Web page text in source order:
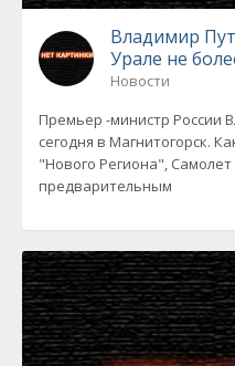
Владимир
Урале не
Новости
Премьер -министр России
сегодня в Магнитогорск.
"Нового Региона",
предварительным